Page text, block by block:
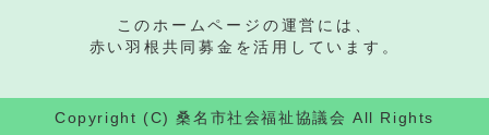
このホームページの運営には、
赤い羽根共同募金を活用しています。
Copyright (C) 桑名市社会福祉協議会 All Rights